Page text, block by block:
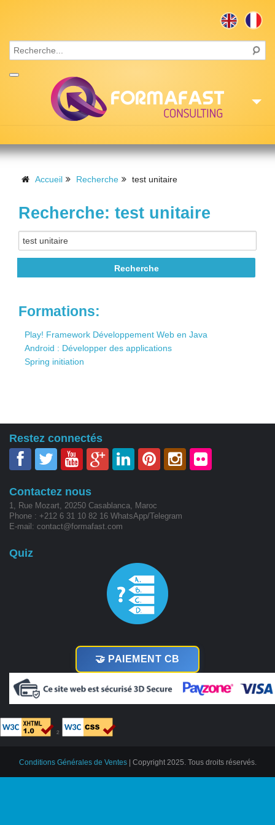
Recrutement
Contact
Accueil Recherche test unitaire
Recherche: test unitaire
Formations:
Play! Framework Développement Web en Java
Android : Développer des applications
Spring initiation
Restez connectés
Contactez nous
1, Rue Mozart, 20250 Casablanca, Maroc
Phone : +212 6 31 10 82 16 WhatsApp/Telegram
E-mail: contact@formafast.com
Quiz
🤝 PAIEMENT CB
²
Conditions Générales de Ventes| Copyright 2025. Tous droits réservés.